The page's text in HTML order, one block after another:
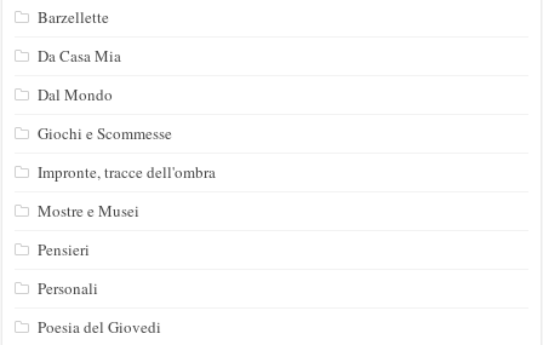
Barzellette
Da Casa Mia
Dal Mondo
Giochi e Scommesse
Impronte, tracce dell'ombra
Mostre e Musei
Pensieri
Personali
Poesia del Giovedi